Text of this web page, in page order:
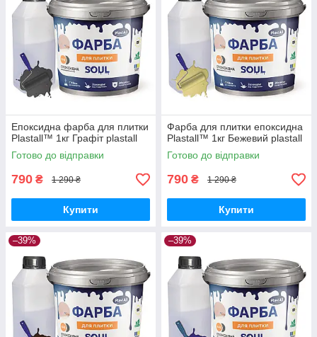
Епоксидна фарба для плитки
Plastall™ 1кг Графіт plastall
Готово до відправки
790 ₴ 1 290 ₴
Купити
Фарба для плитки епоксидна
Plastall™ 1кг Бежевий plastall
Готово до відправки
790 ₴ 1 290 ₴
Купити
–39% –39%